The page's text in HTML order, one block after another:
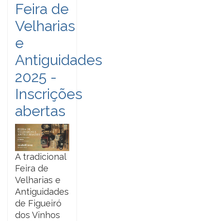
Feira de
Velharias
e
Antiguidades
2025 -
Inscrições
abertas
A tradicional
Feira de
Velharias e
Antiguidades
de Figueiró
dos Vinhos